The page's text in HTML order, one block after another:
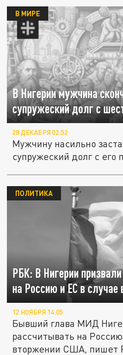
В Нигерии мужчина
супружеский долг с
В МИРЕ
28 ДЕКАБРЯ 02:52
Мужчину насильно
супружеский долг с его
РБК: В Нигерии
на Россию и ЕС в
ПОЛИТИКА
12 НОЯБРЯ 14:05
Бывший глава МИД
рассчитывать на
вторжении США, пишет